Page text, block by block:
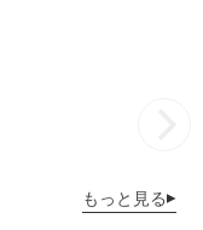
もっと見る